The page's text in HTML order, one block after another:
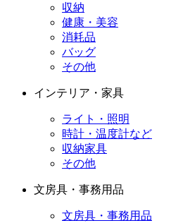
収納
健康・美容
消耗品
バッグ
その他
インテリア・家具
ライト・照明
時計・温度計など
収納家具
その他
文房具・事務用品
文房具・事務用品